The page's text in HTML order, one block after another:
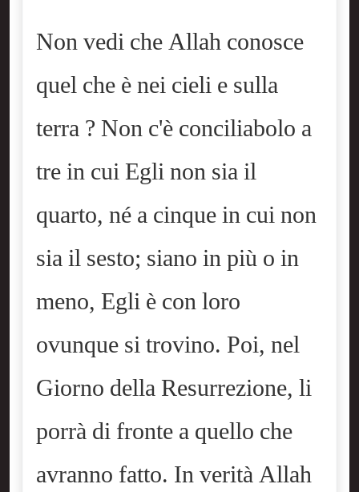
Non vedi che Allah conosce
quel che è nei cieli e sulla
terra ? Non c'è conciliabolo a
tre in cui Egli non sia il
quarto, né a cinque in cui non
sia il sesto; siano in più o in
meno, Egli è con loro
ovunque si trovino. Poi, nel
Giorno della Resurrezione, li
porrà di fronte a quello che
avranno fatto. In verità Allah